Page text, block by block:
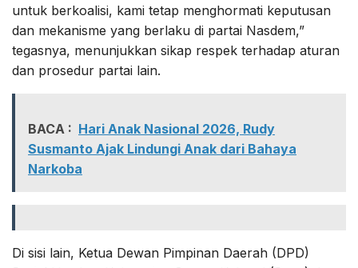
untuk berkoalisi, kami tetap menghormati keputusan
dan mekanisme yang berlaku di partai Nasdem,”
tegasnya, menunjukkan sikap respek terhadap aturan
dan prosedur partai lain.
BACA : Hari Anak Nasional 2026, Rudy
Susmanto Ajak Lindungi Anak dari Bahaya
Narkoba
Di sisi lain, Ketua Dewan Pimpinan Daerah (DPD)